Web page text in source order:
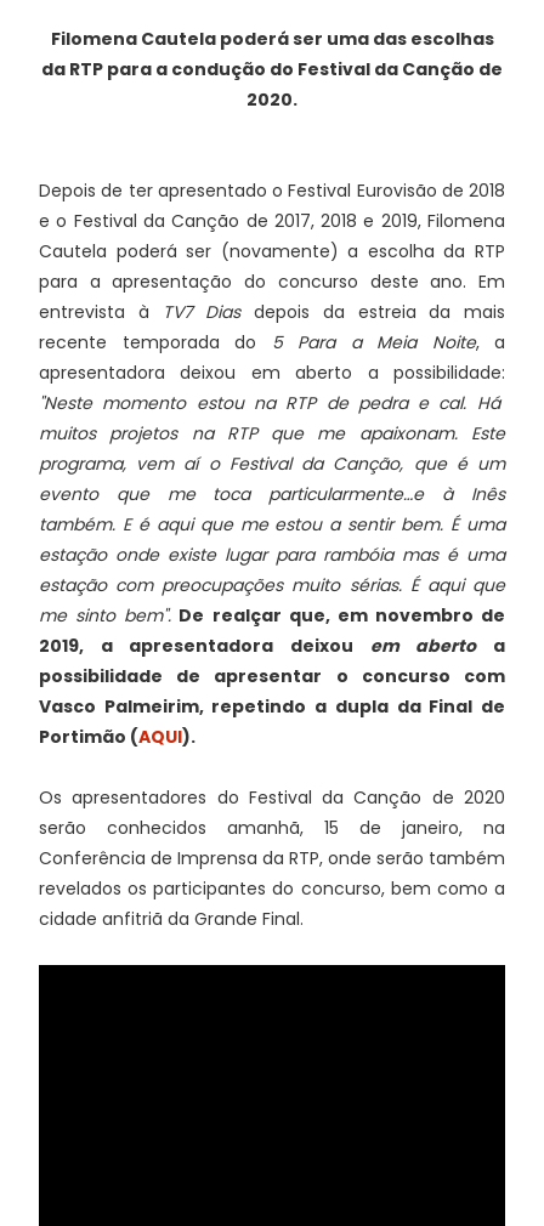
Filomena Cautela poderá ser uma das escolhas
da RTP para a condução do Festival da Canção de
2020.
Depois de ter apresentado o Festival Eurovisão de 2018
e o Festival da Canção de 2017, 2018 e 2019, Filomena
Cautela poderá ser (novamente) a escolha da RTP
para a apresentação do concurso deste ano. Em
entrevista à
TV7 Diasdepois da estreia da mais
recente temporada do 5 Para a Meia Noite, a
apresentadora deixou em aberto a possibilidade:
"Neste momento estou na RTP de pedra e cal. Há
muitos projetos na RTP que me apaixonam. Este
programa, vem aí o Festival da Canção, que é um
evento que me toca particularmente…e à Inês
também. E é aqui que me estou a sentir bem. É uma
estação onde existe lugar para rambóia mas é uma
estação com preocupações muito sérias. É aqui que
me sinto bem". De realçar que, em novembro de
2019, a apresentadora deixou em abertoa
possibilidade de apresentar o concurso com
Vasco Palmeirim, repetindo a dupla da Final de
Portimão (AQUI).
Os apresentadores do Festival da Canção de 2020
serão conhecidos amanhã, 15 de janeiro, na
Conferência de Imprensa da RTP, onde serão também
revelados os participantes do concurso, bem como a
cidade anfitriã da Grande Final.